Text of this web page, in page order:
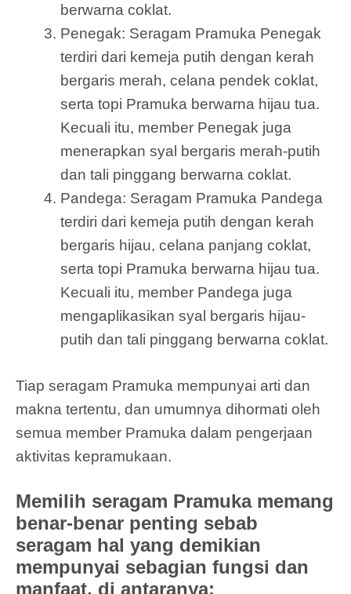
berwarna coklat.
Penegak: Seragam Pramuka Penegak
terdiri dari kemeja putih dengan kerah
bergaris merah, celana pendek coklat,
serta topi Pramuka berwarna hijau tua.
Kecuali itu, member Penegak juga
menerapkan syal bergaris merah-putih
dan tali pinggang berwarna coklat.
Pandega: Seragam Pramuka Pandega
terdiri dari kemeja putih dengan kerah
bergaris hijau, celana panjang coklat,
serta topi Pramuka berwarna hijau tua.
Kecuali itu, member Pandega juga
mengaplikasikan syal bergaris hijau-
putih dan tali pinggang berwarna coklat.
Tiap seragam Pramuka mempunyai arti dan
makna tertentu, dan umumnya dihormati oleh
semua member Pramuka dalam pengerjaan
aktivitas kepramukaan.
Memilih seragam Pramuka memang
benar-benar penting sebab
seragam hal yang demikian
mempunyai sebagian fungsi dan
manfaat, di antaranya: